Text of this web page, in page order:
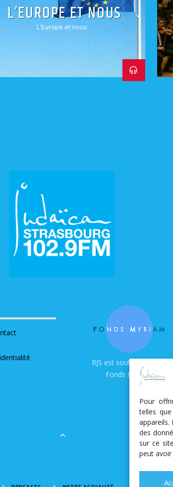
Pour
telles
des
sur ce
peut
L’EUROPE ET NOUS
L'Europe et nous
RJS est soutenue par le
Fonds Myriam